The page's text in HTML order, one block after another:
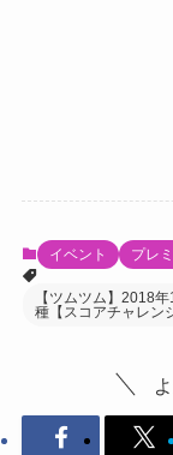
イベント プレ
【ツムツム】2018
種【スコアチャレン